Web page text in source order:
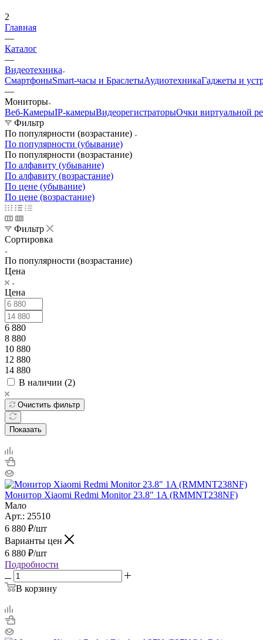
2
Главная
—
Каталог
—
Видеотехника
СмартфоныSmart-часы и БраслетыАудиотехникаГаджеты и
—
Мониторы
Веб-КамерыIP-камерыВидеорегистраторыОчки виртуальной
Фильтр
По популярности (возрастание)
По популярности (убывание)
По популярности (возрастание)
По алфавиту (убывание)
По алфавиту (возрастание)
По цене (убывание)
По цене (возрастание)
Фильтр
Сортировка
По популярности (возрастание)
Цена
Цена
6 880
8 880
10 880
12 880
14 880
В наличии (2)
Очистить фильтр
Показать
Монитор Xiaomi Redmi Monitor 23.8" 1A (RMMNT238NF)
Мало
Арт.: 25510
6 880 ₽/шт
Варианты цен
6 880 ₽/шт
Подробности
В корзину